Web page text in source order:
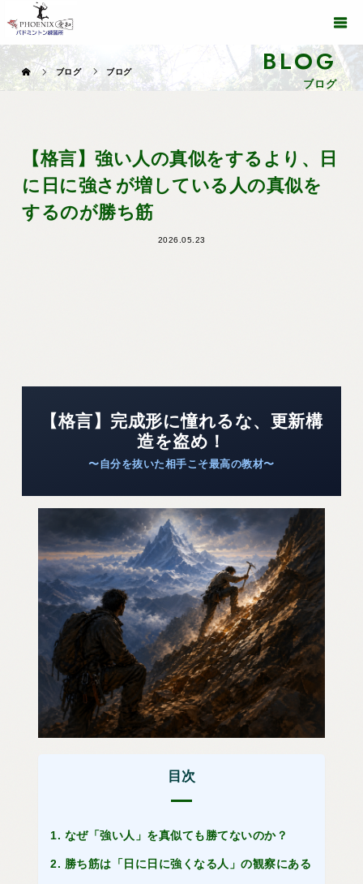
BLOG
ブログ
ブログ ブログ
【格言】強い人の真似をするより、日
に日に強さが増している人の真似を
するのが勝ち筋
2026.05.23
【格言】完成形に憧れるな、更新構
造を盗め！
〜自分を抜いた相手こそ最高の教材〜
目次
1. なぜ「強い人」を真似ても勝てないのか？
2. 勝ち筋は「日に日に強くなる人」の観察にある